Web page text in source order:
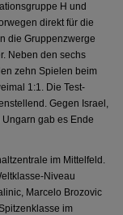
H und
direkt für die
die Gruppenzwerge
Neben den sechs
zehn Spielen beim
1:1. Die Test-
Gegen Israel,
gab es Ende
im Mittelfeld.
Niveau
Marcelo Brozovic
im